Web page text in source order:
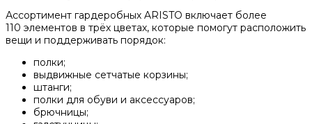
Ассортимент гардеробных ARISTO включает более
110 элементов в трёх цветах, которые помогут расположить
вещи и поддерживать порядок:
полки;
выдвижные сетчатые корзины;
штанги;
полки для обуви и аксессуаров;
брючницы;